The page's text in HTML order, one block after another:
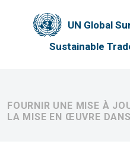
UN Global
Sustainable
FOURNIR UNE MISE À
LA MISE EN ŒUVRE